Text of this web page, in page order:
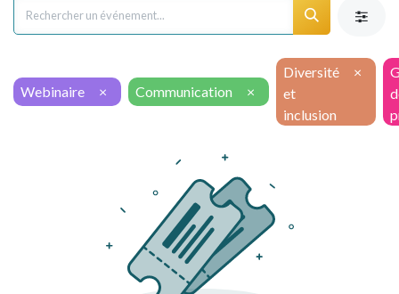
Webinaire × Communication ×
Diversité
et
inclusion
×